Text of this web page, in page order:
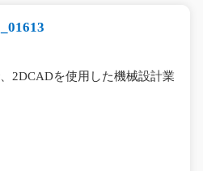
2DCADを使用した機械設計業